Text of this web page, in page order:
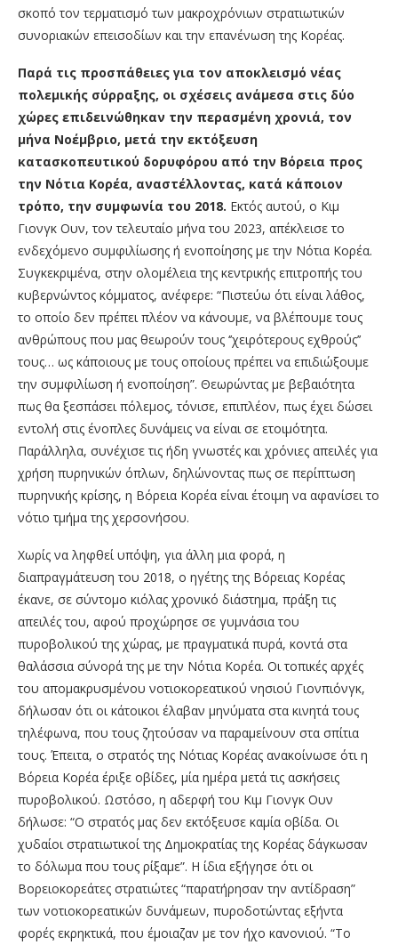
σκοπό τον τερματισμό των μακροχρόνιων στρατιωτικών
συνοριακών επεισοδίων και την επανένωση της Κορέας.
Παρά τις προσπάθειες για τον αποκλεισμό νέας
πολεμικής σύρραξης, οι σχέσεις ανάμεσα στις δύο
χώρες επιδεινώθηκαν την περασμένη χρονιά, τον
μήνα Νοέμβριο, μετά την εκτόξευση
κατασκοπευτικού δορυφόρου από την Βόρεια προς
την Νότια Κορέα, αναστέλλοντας, κατά κάποιον
τρόπο, την συμφωνία του 2018. Εκτός αυτού, ο Κιμ
Γιονγκ Ουν, τον τελευταίο μήνα του 2023, απέκλεισε το
ενδεχόμενο συμφιλίωσης ή ενοποίησης με την Νότια Κορέα.
Συγκεκριμένα, στην ολομέλεια της κεντρικής επιτροπής του
κυβερνώντος κόμματος, ανέφερε: “Πιστεύω ότι είναι λάθος,
το οποίο δεν πρέπει πλέον να κάνουμε, να βλέπουμε τους
ανθρώπους που μας θεωρούν τους ‘’χειρότερους εχθρούς’’
τους… ως κάποιους με τους οποίους πρέπει να επιδιώξουμε
την συμφιλίωση ή ενοποίηση”. Θεωρώντας με βεβαιότητα
πως θα ξεσπάσει πόλεμος, τόνισε, επιπλέον, πως έχει δώσει
εντολή στις ένοπλες δυνάμεις να είναι σε ετοιμότητα.
Παράλληλα, συνέχισε τις ήδη γνωστές και χρόνιες απειλές για
χρήση πυρηνικών όπλων, δηλώνοντας πως σε περίπτωση
πυρηνικής κρίσης, η Βόρεια Κορέα είναι έτοιμη να αφανίσει το
νότιο τμήμα της χερσονήσου.
Χωρίς να ληφθεί υπόψη, για άλλη μια φορά, η
διαπραγμάτευση του 2018, ο ηγέτης της Βόρειας Κορέας
έκανε, σε σύντομο κιόλας χρονικό διάστημα, πράξη τις
απειλές του, αφού προχώρησε σε γυμνάσια του
πυροβολικού της χώρας, με πραγματικά πυρά, κοντά στα
θαλάσσια σύνορά της με την Νότια Κορέα. Οι τοπικές αρχές
του απομακρυσμένου νοτιοκορεατικού νησιού Γιονπιόνγκ,
δήλωσαν ότι οι κάτοικοι έλαβαν μηνύματα στα κινητά τους
τηλέφωνα, που τους ζητούσαν να παραμείνουν στα σπίτια
τους. Έπειτα, ο στρατός της Νότιας Κορέας ανακοίνωσε ότι η
Βόρεια Κορέα έριξε οβίδες, μία ημέρα μετά τις ασκήσεις
πυροβολικού. Ωστόσο, η αδερφή του Κιμ Γιονγκ Ουν
δήλωσε: “Ο στρατός μας δεν εκτόξευσε καμία οβίδα. Οι
χυδαίοι στρατιωτικοί της Δημοκρατίας της Κορέας δάγκωσαν
το δόλωμα που τους ρίξαμε”. Η ίδια εξήγησε ότι οι
Βορειοκορεάτες στρατιώτες “παρατήρησαν την αντίδραση”
των νοτιοκορεατικών δυνάμεων, πυροδοτώντας εξήντα
φορές εκρηκτικά, που έμοιαζαν με τον ήχο κανονιού. “Το